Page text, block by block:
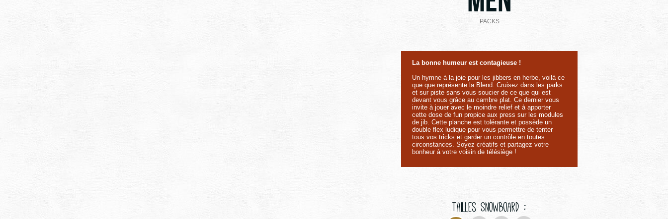
PACKS
La bonne humeur est contagieuse !
Un hymne à la joie pour les jibbers en herbe, voilà ce
que que représente la Blend. Cruisez dans les parks
et sur piste sans vous soucier de ce que qui est
devant vous grâce au cambre plat. Ce dernier vous
invite à jouer avec le moindre relief et à apporter
cette dose de fun propice aux press sur les modules
de jib. Cette planche est tolérante et possède un
double flex ludique pour vous permettre de tenter
tous vos tricks et garder un contrôle en toutes
circonstances. Soyez créatifs et partagez votre
bonheur à votre voisin de télésiège !
Tailles Snowboard :